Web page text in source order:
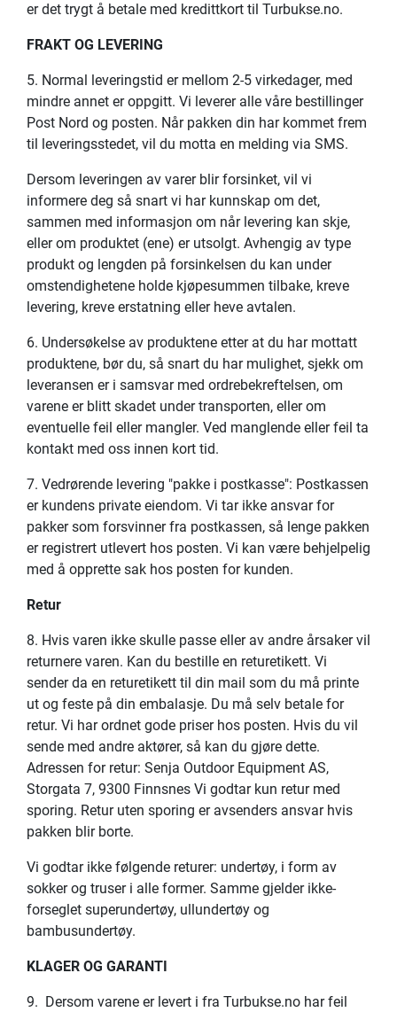
er det trygt å betale med kredittkort til Turbukse.no.
FRAKT OG LEVERING
5. Normal leveringstid er mellom 2-5 virkedager, med
mindre annet er oppgitt. Vi leverer alle våre bestillinger
Post Nord og posten. Når pakken din har kommet frem
til leveringsstedet, vil du motta en melding via SMS.
Dersom leveringen av varer blir forsinket, vil vi
informere deg så snart vi har kunnskap om det,
sammen med informasjon om når levering kan skje,
eller om produktet (ene) er utsolgt. Avhengig av type
produkt og lengden på forsinkelsen du kan under
omstendighetene holde kjøpesummen tilbake, kreve
levering, kreve erstatning eller heve avtalen.
6. Undersøkelse av produktene etter at du har mottatt
produktene, bør du, så snart du har mulighet, sjekk om
leveransen er i samsvar med ordrebekreftelsen, om
varene er blitt skadet under transporten, eller om
eventuelle feil eller mangler. Ved manglende eller feil ta
kontakt med oss innen kort tid.
7. Vedrørende levering "pakke i postkasse": Postkassen
er kundens private eiendom. Vi tar ikke ansvar for
pakker som forsvinner fra postkassen, så lenge pakken
er registrert utlevert hos posten. Vi kan være behjelpelig
med å opprette sak hos posten for kunden.
Retur
8. Hvis varen ikke skulle passe eller av andre årsaker vil
returnere varen. Kan du bestille en returetikett. Vi
sender da en returetikett til din mail som du må printe
ut og feste på din embalasje. Du må selv betale for
retur. Vi har ordnet gode priser hos posten. Hvis du vil
sende med andre aktører, så kan du gjøre dette.
Adressen for retur: Senja Outdoor Equipment AS,
Storgata 7, 9300 Finnsnes Vi godtar kun retur med
sporing. Retur uten sporing er avsenders ansvar hvis
pakken blir borte.
Vi godtar ikke følgende returer: undertøy, i form av
sokker og truser i alle former. Samme gjelder ikke-
forseglet superundertøy, ullundertøy og
bambusundertøy.
KLAGER OG GARANTI
9. Dersom varene er levert i fra Turbukse.no har feil